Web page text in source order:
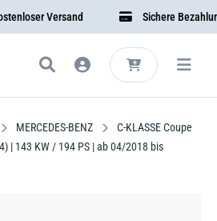
Versand Sichere Bezahlung
MERCEDES-BENZ
C-KLASSE Coupe
| 143 KW / 194 PS | ab 04/2018 bis